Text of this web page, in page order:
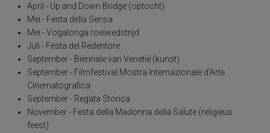
April - Up and Down Bridge (optocht)
Mei - Festa della Sensa
Mei - Vogalonga roeiwedstrijd
Juli - Festa del Redentore
September - Biënnale van Venetië (kunst)
September - Filmfestival Mostra Internazionale d’Arte
Cinematografica
September - Regata Storica
November - Festa della Madonna della Salute (religieus
feest)